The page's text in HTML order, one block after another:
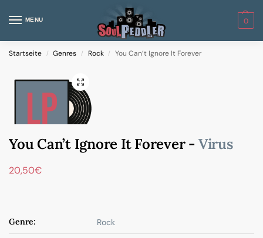
MENU 0
Startseite / Genres / Rock / You Can’t Ignore It Forever
You Can’t Ignore It Forever - Virus
20,50€
Genre: Rock